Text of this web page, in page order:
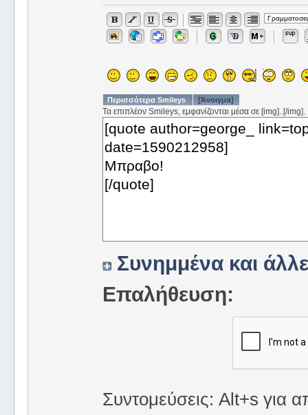
Περισσότερα Smileys [Άνοιγμα]
Τα επιπλέον Smileys, εμφανίζονται μέσα σε [img]..[/img].
Συνημμένα και
Επαλήθευση:
Συντομεύσεις: Alt+s για